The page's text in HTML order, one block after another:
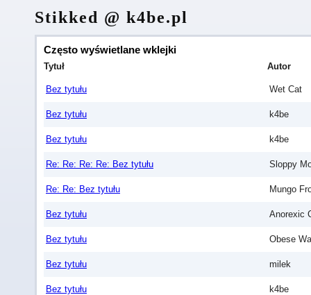
Stikked @ k4be.pl
Często wyświetlane wklejki
Tytuł Autor
Bez tytułu Wet Cat
Bez tytułu k4be
Bez tytułu k4be
Re: Re: Re: Re: Bez tytułu Sloppy
Re: Re: Bez tytułu Mungo
Bez tytułu Anorexic
Bez tytułu Obese
Bez tytułu milek
Bez tytułu k4be